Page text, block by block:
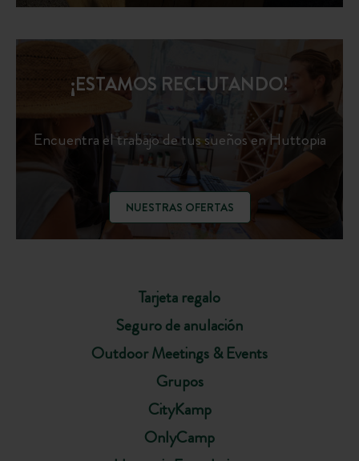
Tarjeta regalo
Seguro de anulación
Outdoor Meetings & Events
Grupos
CityKamp
OnlyCamp
¡ESTAMOS RECLUTANDO!
Encuentra el trabajo de tus sueños en Huttopia
NUESTRAS OFERTAS